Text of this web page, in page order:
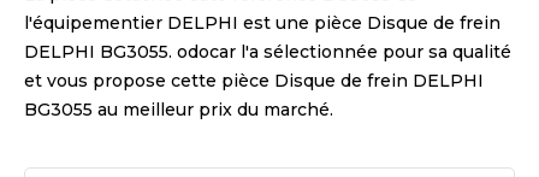
l'équipementier DELPHI est une pièce Disque de frein
DELPHI BG3055. odocar l'a sélectionnée pour sa qualité
et vous propose cette pièce Disque de frein DELPHI
BG3055 au meilleur prix du marché.